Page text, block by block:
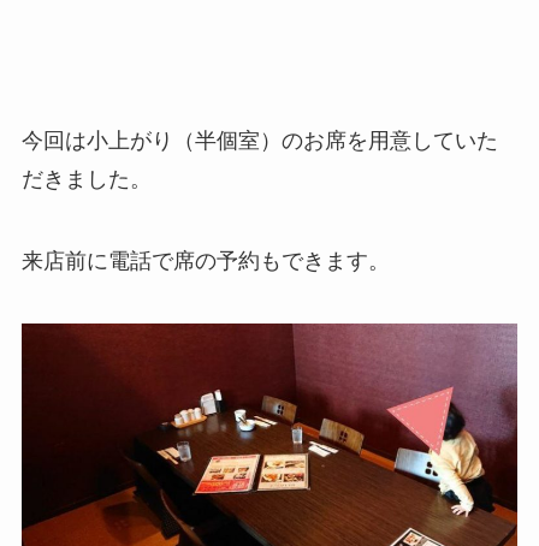
今回は小上がり（半個室）のお席を用意していた
だきました。
来店前に電話で席の予約もできます。